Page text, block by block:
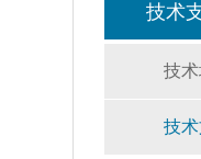
技术
技术
技